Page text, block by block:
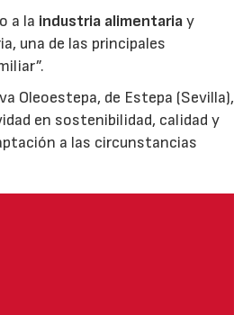
a la industria alimentariay
una de las principales
Oleoestepa, de Estepa (Sevilla),
en sostenibilidad, calidad y
a las circunstancias